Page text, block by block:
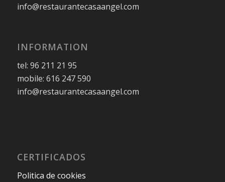
info@restaurantecasaangel.com
INFORMATION
tel: 96 211 21 95
mobile: 616 247 590
info@restaurantecasaangel.com
CERTIFICADOS
Politica de cookies